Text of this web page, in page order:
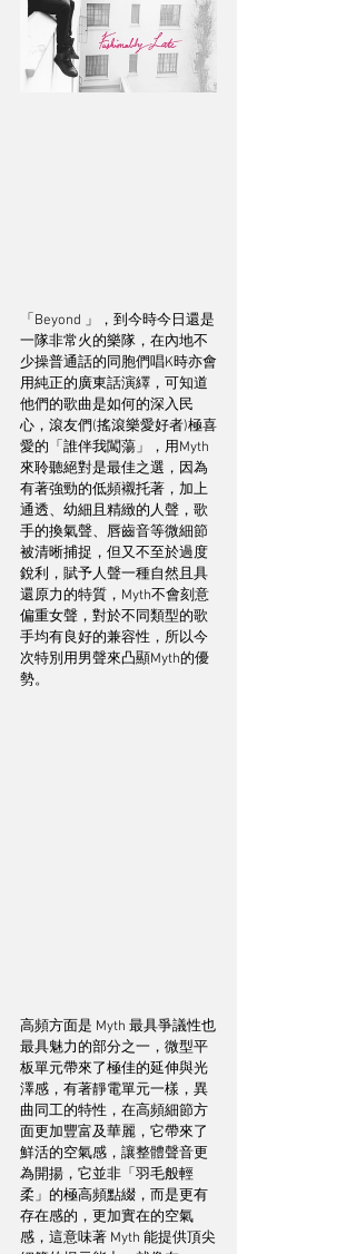
「Beyond 」，到今時今日還是
一隊非常火的樂隊，在內地不
少操普通話的同胞們唱K時亦會
用純正的廣東話演繹，可知道
他們的歌曲是如何的深入民
心，滾友們(搖滾樂愛好者)極喜
愛的「誰伴我闖蕩」，用Myth
來聆聽絕對是最佳之選，因為
有著強勁的低頻襯托著，加上
通透、幼細且精緻的人聲，歌
手的換氣聲、唇齒音等微細節
被清晰捕捉，但又不至於過度
銳利，賦予人聲一種自然且具
還原力的特質，Myth不會刻意
偏重女聲，對於不同類型的歌
手均有良好的兼容性，所以今
次特別用男聲來凸顯Myth的優
勢。
高頻方面是 Myth 最具爭議性也
最具魅力的部分之一，微型平
板單元帶來了極佳的延伸與光
澤感，有著靜電單元一樣，異
曲同工的特性，在高頻細節方
面更加豐富及華麗，它帶來了
鮮活的空氣感，讓整體聲音更
為開揚，它並非「羽毛般輕
柔」的極高頻點綴，而是更有
存在感的，更加實在的空氣
感，這意味著 Myth 能提供頂尖